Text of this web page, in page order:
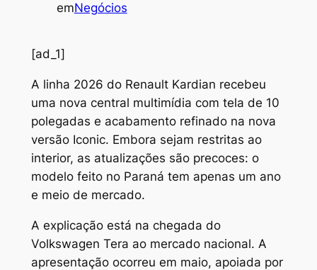
emNegócios
[ad_1]
A linha 2026 do Renault Kardian recebeu
uma nova central multimídia com tela de 10
polegadas e acabamento refinado na nova
versão Iconic. Embora sejam restritas ao
interior, as atualizações são precoces: o
modelo feito no Paraná tem apenas um ano
e meio de mercado.
A explicação está na chegada do
Volkswagen Tera ao mercado nacional. A
apresentação ocorreu em maio, apoiada por